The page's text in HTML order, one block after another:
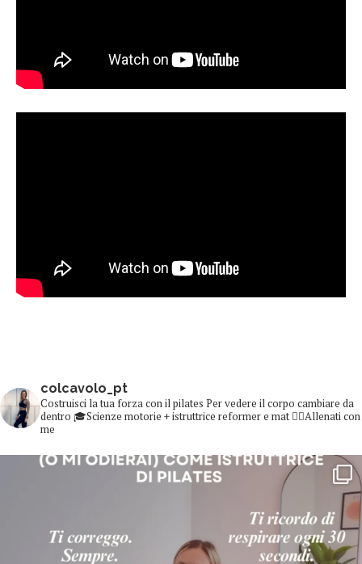
colcavolo_pt
Costruisci la tua forza con il pilates Per vedere il corpo cambiare da
dentro 🎓Scienze motorie + istruttrice reformer e mat 👇🏻Allenati con
me